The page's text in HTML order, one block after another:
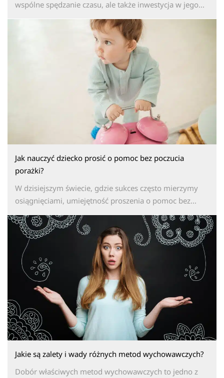
wspólne spędzanie czasu, ale także inwestycja w jego...
Jak nauczyć dziecko prosić o pomoc bez poczucia
porażki?
W dzisiejszym świecie, gdzie sukces często mierzymy
osiągnięciami, umiejętność proszenia o pomoc bez...
Jakie są zalety i wady różnych metod wychowawczych?
Dobór właściwych metod wychowawczych to jedno z